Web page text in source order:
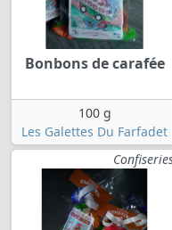
Bonbons de carafée
100 g
Les Galettes Du Farfadet